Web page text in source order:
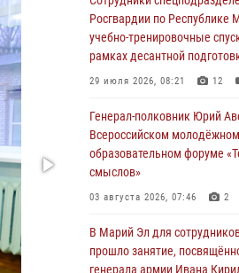
прошедший месяц провели
проверок мест хранения
06 августа 2026, 08:00
В Марий Эл сотрудники
охраны Росгвардии за
задержали 19 нарушителей
05 августа 2026, 09:44
прошло занятие,
генерала армии Ивана
Росгвардии по Республике
учебно-тренировочные
рамках десантной
29 июля 2026, 08:21 12
Генерал-полковник Юрий
Всероссийском молодёжном
образовательном форуме
смыслов»
03 августа 2026, 07:46 2
В Марий Эл для
прошло занятие,
генерала армии Ивана